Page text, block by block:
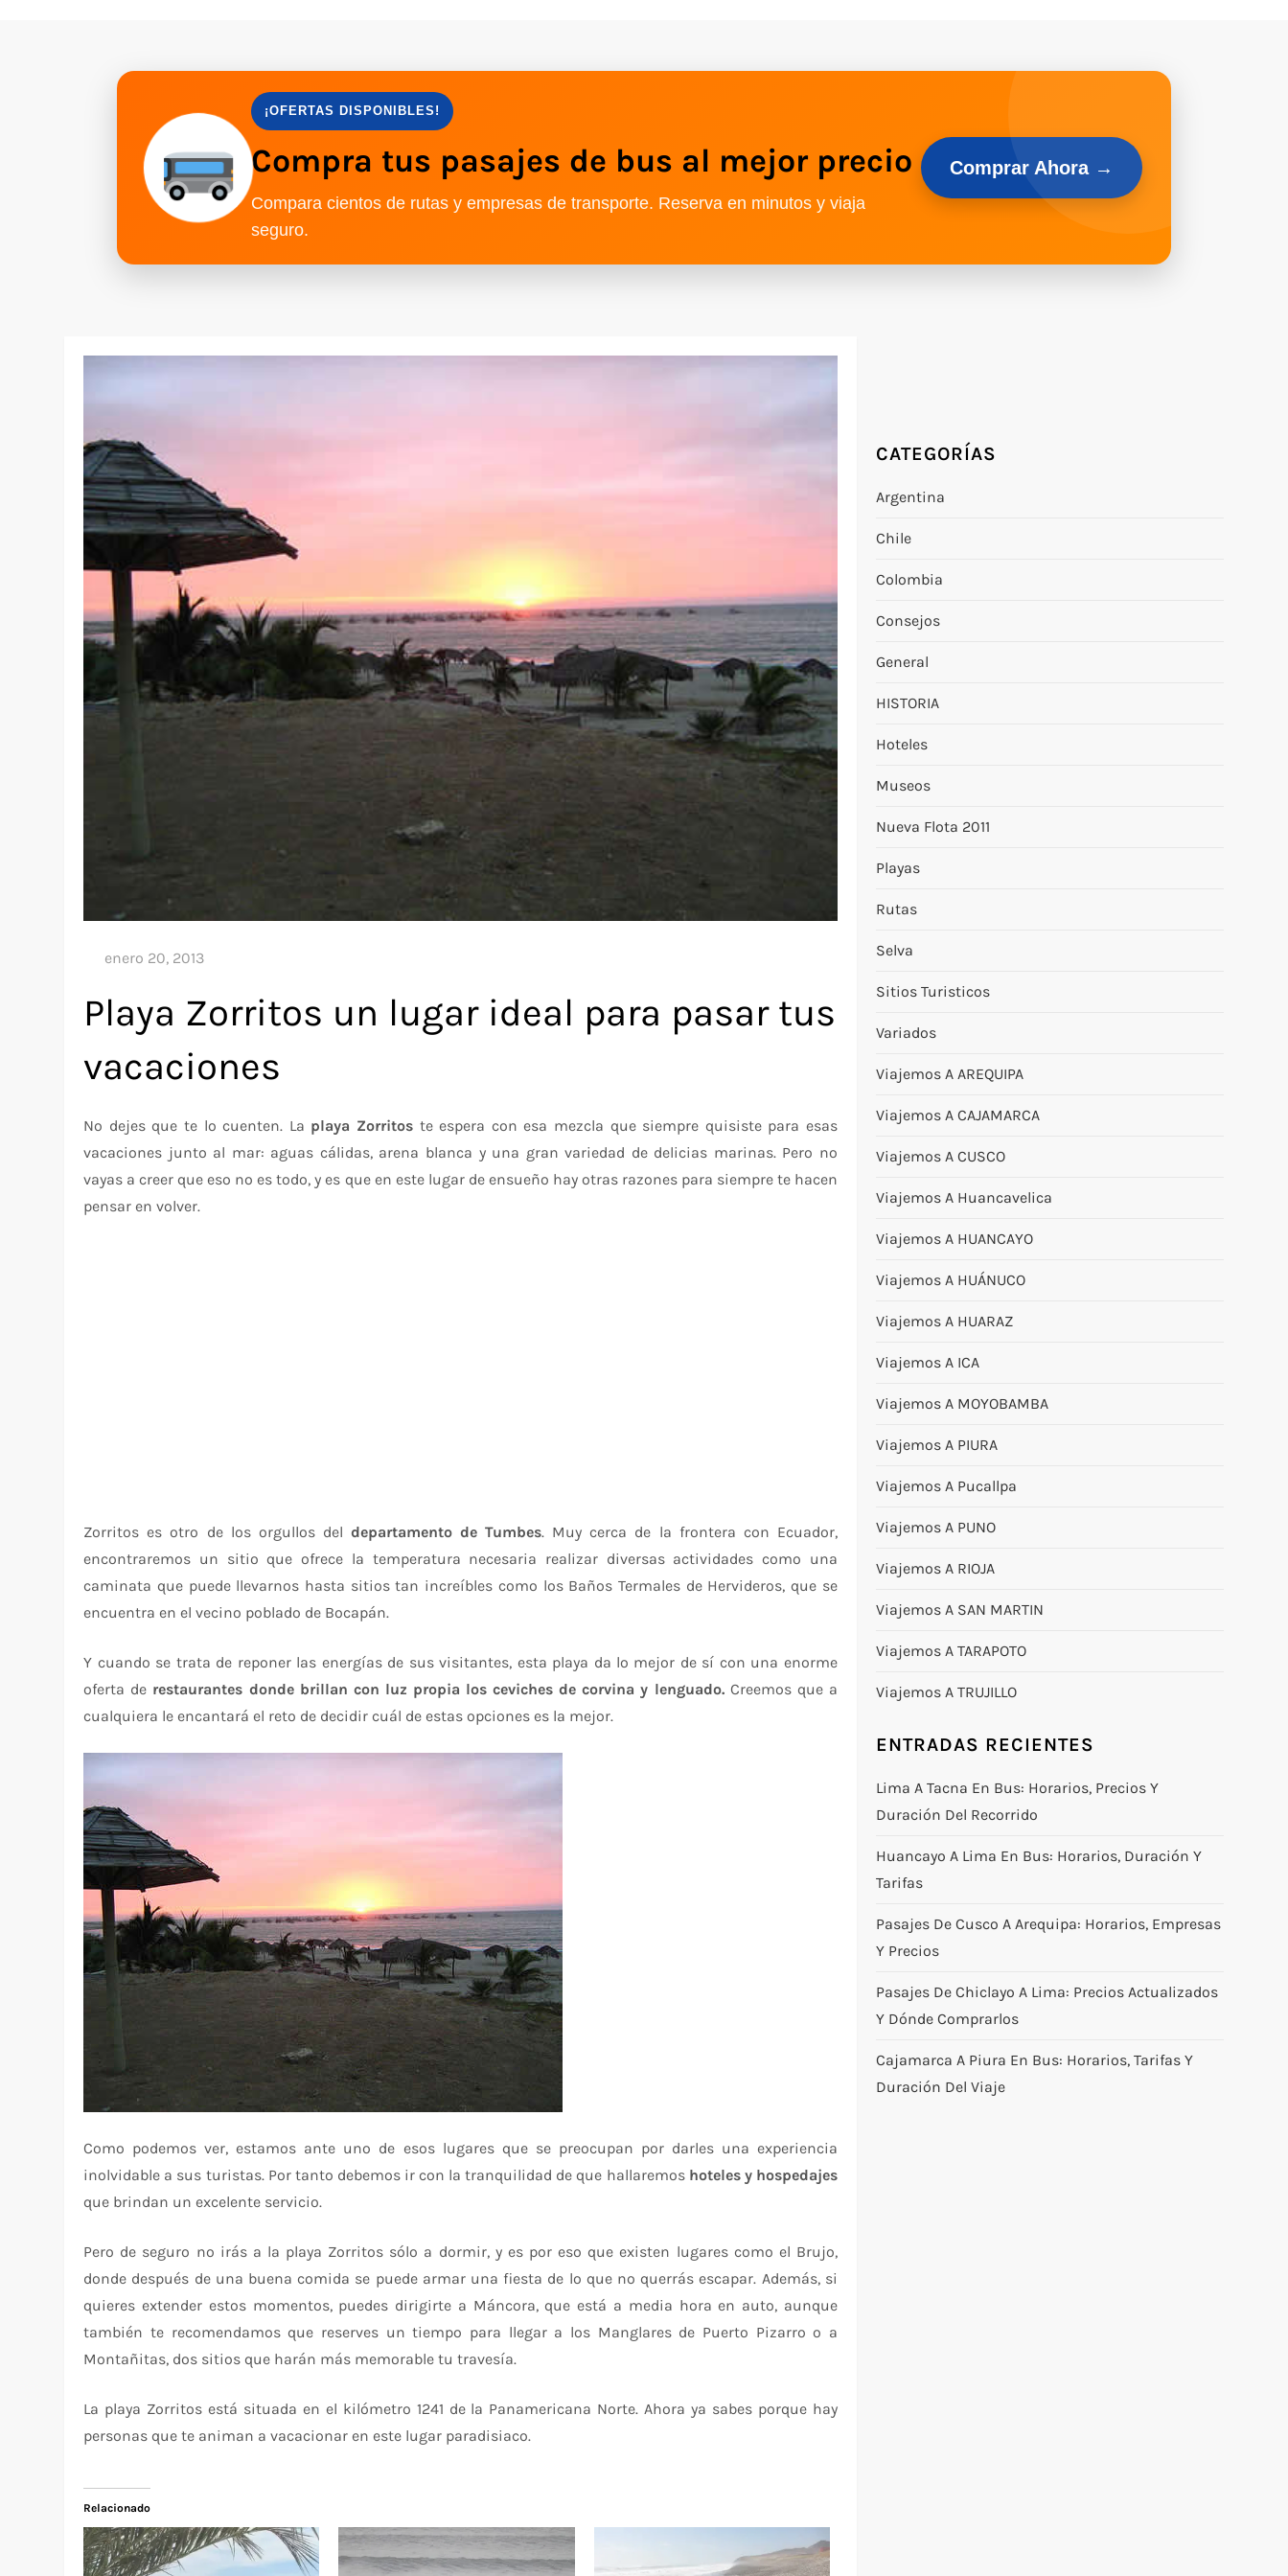
¡OFERTAS DISPONIBLES!
Compra tus pasajes de bus al mejor precio
Compara cientos de rutas y empresas de transporte. Reserva en minutos y viaja
seguro.
Comprar Ahora →
Playa Zorritos un lugar ideal para pasar tus
vacaciones
No dejes que te lo cuenten. La playa Zorritoste espera con esa mezcla que siempre quisiste para esas
vacaciones junto al mar: aguas cálidas, arena blanca y una gran variedad de delicias marinas. Pero no
vayas a creer que eso no es todo, y es que en este lugar de ensueño hay otras razones para siempre te hacen
pensar en volver.
Zorritos es otro de los orgullos del departamento de Tumbes. Muy cerca de la frontera con Ecuador,
encontraremos un sitio que ofrece la temperatura necesaria realizar diversas actividades como una
caminata que puede llevarnos hasta sitios tan increíbles como los Baños Termales de Hervideros, que se
encuentra en el vecino poblado de Bocapán.
Y cuando se trata de reponer las energías de sus visitantes, esta playa da lo mejor de sí con una enorme
oferta de restaurantes donde brillan con luz propia los ceviches de corvina y lenguado.Creemos que a
cualquiera le encantará el reto de decidir cuál de estas opciones es la mejor.
Como podemos ver, estamos ante uno de esos lugares que se preocupan por darles una experiencia
inolvidable a sus turistas. Por tanto debemos ir con la tranquilidad de que hallaremos hoteles y hospedajes
que brindan un excelente servicio.
Pero de seguro no irás a la playa Zorritos sólo a dormir, y es por eso que existen lugares como el Brujo,
donde después de una buena comida se puede armar una fiesta de lo que no querrás escapar. Además, si
quieres extender estos momentos, puedes dirigirte a Máncora, que está a media hora en auto, aunque
también te recomendamos que reserves un tiempo para llegar a los Manglares de Puerto Pizarro o a
Montañitas, dos sitios que harán más memorable tu travesía.
La playa Zorritos está situada en el kilómetro 1241 de la Panamericana Norte. Ahora ya sabes porque hay
personas que te animan a vacacionar en este lugar paradisiaco.
Relacionado
CATEGORÍAS
Argentina
Chile
Colombia
Consejos
General
HISTORIA
Hoteles
Museos
Nueva Flota 2011
Playas
Rutas
Selva
Sitios Turisticos
Variados
Viajemos A AREQUIPA
Viajemos A CAJAMARCA
Viajemos A CUSCO
Viajemos A Huancavelica
Viajemos A HUANCAYO
Viajemos A HUÁNUCO
Viajemos A HUARAZ
Viajemos A ICA
Viajemos A MOYOBAMBA
Viajemos A PIURA
Viajemos A Pucallpa
Viajemos A PUNO
Viajemos A RIOJA
Viajemos A SAN MARTIN
Viajemos A TARAPOTO
Viajemos A TRUJILLO
ENTRADAS RECIENTES
Lima A Tacna En Bus: Horarios, Precios Y
Duración Del Recorrido
Huancayo A Lima En Bus: Horarios, Duración Y
Tarifas
Pasajes De Cusco A Arequipa: Horarios, Empresas
Y Precios
Pasajes De Chiclayo A Lima: Precios Actualizados
Y Dónde Comprarlos
Cajamarca A Piura En Bus: Horarios, Tarifas Y
Duración Del Viaje